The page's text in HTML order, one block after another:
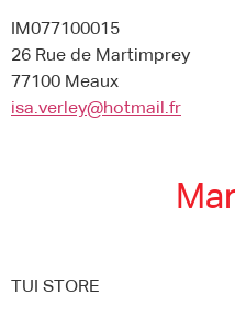
IM077100015
26 Rue de Martimprey
77100 Meaux
isa.verley@hotmail.fr
TUI STORE